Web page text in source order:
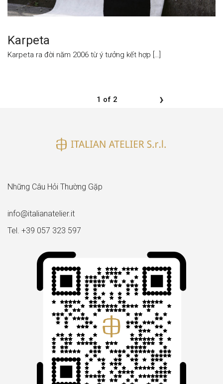
Karpeta
Karpeta ra đời năm 2006 từ ý tưởng kết hợp […]
1 of 2 ›
Những Câu Hỏi Thường Gặp
info@italianatelier.it
Tel. +39 057 323 597